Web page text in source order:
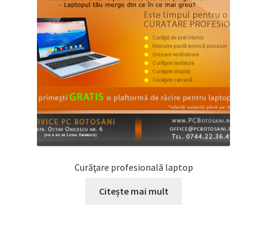
Curăţare profesională laptop
Citește mai mult